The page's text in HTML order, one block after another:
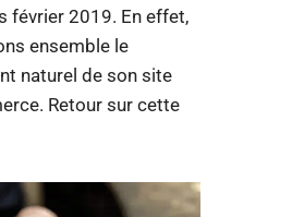
février 2019. En effet,
ensemble le
naturel de son site
Retour sur cette